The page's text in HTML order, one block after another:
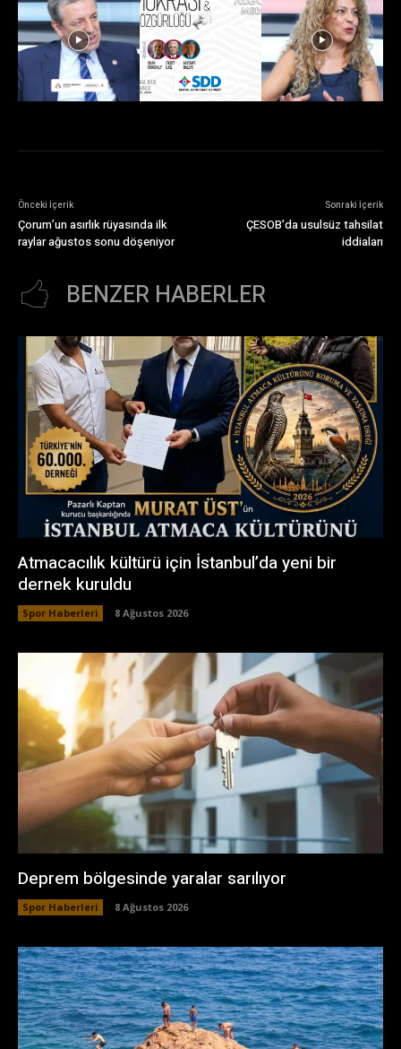
Önceki İçerik
Çorum’un asırlık rüyasında ilk
raylar ağustos sonu döşeniyor
Sonraki İçerik
ÇESOB’da usulsüz tahsilat
iddiaları
BENZER HABERLER
Atmacacılık kültürü için İstanbul’da yeni bir
dernek kuruldu
Spor Haberleri 8 Ağustos 2026
Deprem bölgesinde yaralar sarılıyor
Spor Haberleri 8 Ağustos 2026